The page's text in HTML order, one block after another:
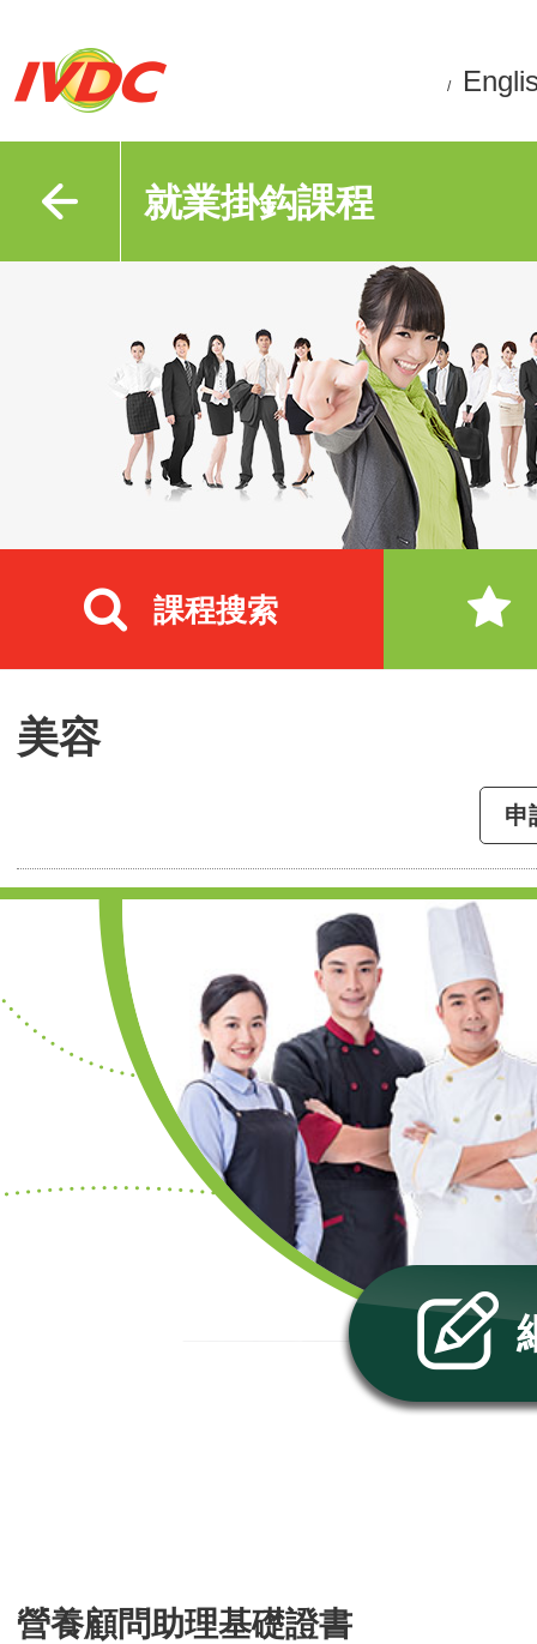
/
就業掛鈎課程
課程搜索
美容
申
營養顧問助理基礎證書